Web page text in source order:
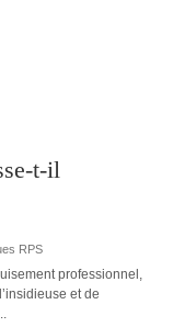
t-il
RPS
professionnel,
et de